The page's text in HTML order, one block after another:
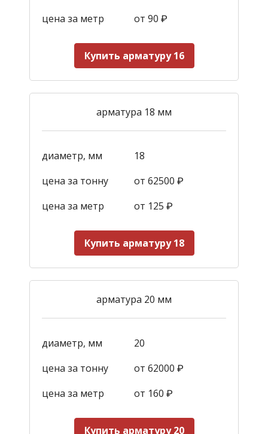
цена за метр от 90 ₽
Купить арматуру 16
арматура 18 мм
диаметр, мм
18
цена за тонну
от 62500 ₽
цена за метр
от 125 ₽
Купить арматуру 18
арматура 20 мм
диаметр, мм
20
цена за тонну
от 62000 ₽
цена за метр
от 160 ₽
Купить арматуру 20